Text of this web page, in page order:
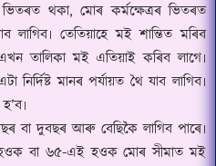
থকা, মোৰ কৰ্মক্ষেত্ৰৰ ভিতৰত
তেতিয়াহে মই শান্তিত মৰিব
তালিকা মই এতিয়াই কৰিব লাগে৷
মানৰ পৰ্যায়ত থৈ যাব লাগিব৷
হ’ব৷
বা দুবছৰ আৰু বেছিকৈ লাগিব পাৰে৷
বা ৬৫-এই হওক মোৰ সীমাত মই